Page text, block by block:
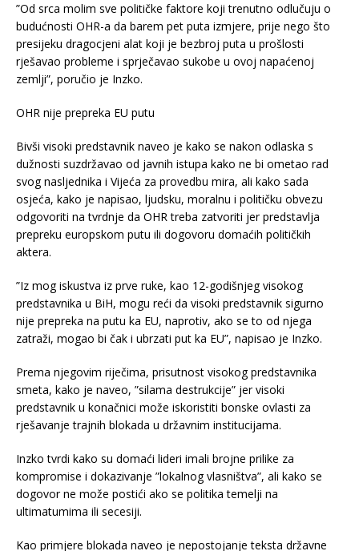
”Od srca molim sve političke faktore koji trenutno odlučuju o
budućnosti OHR-a da barem pet puta izmjere, prije nego što
presijeku dragocjeni alat koji je bezbroj puta u prošlosti
rješavao probleme i sprječavao sukobe u ovoj napaćenoj
zemlji”, poručio je Inzko.
OHR nije prepreka EU putu
Bivši visoki predstavnik naveo je kako se nakon odlaska s
dužnosti suzdržavao od javnih istupa kako ne bi ometao rad
svog nasljednika i Vijeća za provedbu mira, ali kako sada
osjeća, kako je napisao, ljudsku, moralnu i političku obvezu
odgovoriti na tvrdnje da OHR treba zatvoriti jer predstavlja
prepreku europskom putu ili dogovoru domaćih političkih
aktera.
”Iz mog iskustva iz prve ruke, kao 12-godišnjeg visokog
predstavnika u BiH, mogu reći da visoki predstavnik sigurno
nije prepreka na putu ka EU, naprotiv, ako se to od njega
zatraži, mogao bi čak i ubrzati put ka EU”, napisao je Inzko.
Prema njegovim riječima, prisutnost visokog predstavnika
smeta, kako je naveo, ”silama destrukcije” jer visoki
predstavnik u konačnici može iskoristiti bonske ovlasti za
rješavanje trajnih blokada u državnim institucijama.
Inzko tvrdi kako su domaći lideri imali brojne prilike za
kompromise i dokazivanje ”lokalnog vlasništva”, ali kako se
dogovor ne može postići ako se politika temelji na
ultimatumima ili secesiji.
Kao primjere blokada naveo je nepostojanje teksta državne